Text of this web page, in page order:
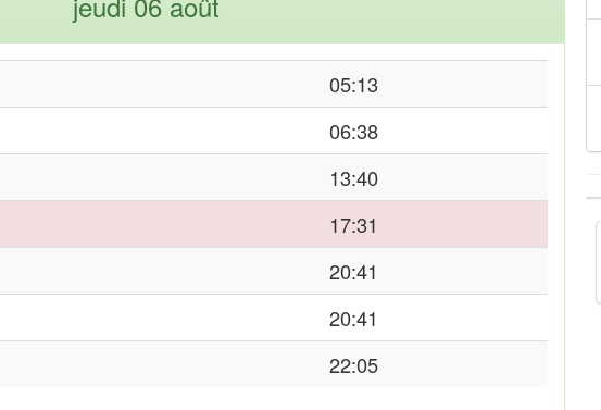
05:13
06:38
13:40
17:31
20:41
20:41
22:05